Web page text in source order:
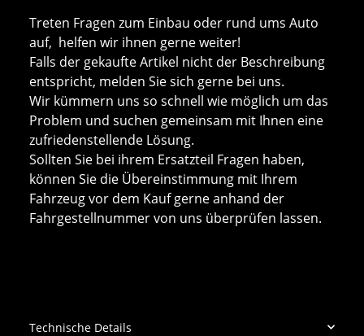
Treten Fragen zum Einbau oder rund ums Auto
auf, helfen wir ihnen gerne weiter!
Falls der gekaufte Artikel nicht der Beschreibung
entspricht, melden Sie sich gerne bei uns.
Wir kümmern uns so schnell wie möglich um das
Problem und suchen gemeinsam mit Ihnen eine
zufriedenstellende Lösung.
Sollten Sie bei ihrem Ersatzteil Fragen haben,
können Sie die Übereinstimmung mit Ihrem
Fahrzeug vor dem Kauf gerne anhand der
Fahrgestellnummer von uns überprüfen lassen.
Technische Details